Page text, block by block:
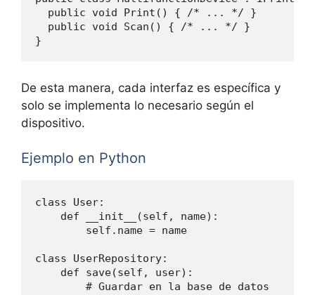
  public void Print() { /* ... */ }
  public void Scan() { /* ... */ }
De esta manera, cada interfaz es específica y
solo se implementa lo necesario según el
dispositivo.
Ejemplo en Python
class User:
    def __init__(self, name):
        self.name = name
class UserRepository:
    def save(self, user):
        # Guardar en la base de datos